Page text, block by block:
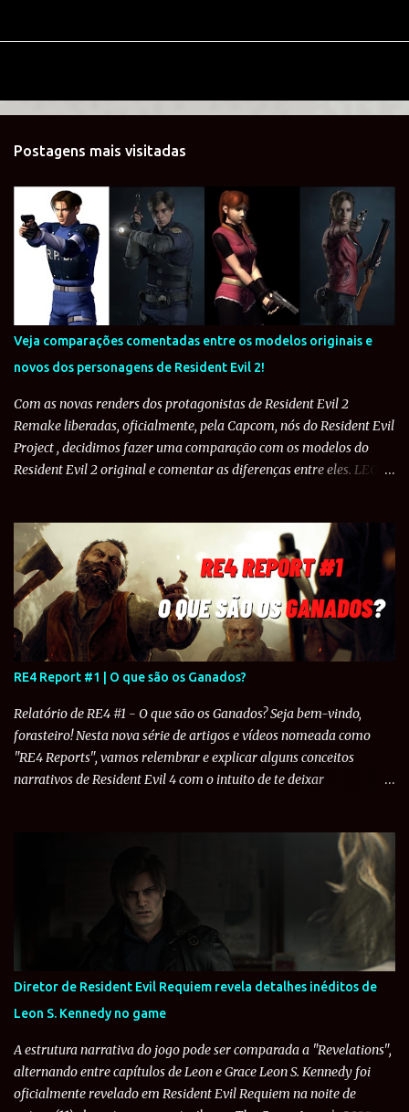
Postagens mais visitadas
Veja comparações comentadas entre os modelos originais e
novos dos personagens de Resident Evil 2!
Com as novas renders dos protagonistas de Resident Evil 2
Remake liberadas, oficialmente, pela Capcom, nós do Resident Evil
Project , decidimos fazer uma comparação com os modelos do
Resident Evil 2 original e comentar as diferenças entre eles. LEON
de forma que ficasse mais fiel aos modelos de Resident Evil 4 e
Resident Evil 6 . No original, o uniforme de Leon é formado por
uma camisa branca de manga comprida, calça azul, botas de
couro pretas com o uniforme do RPD por cima. O uniforme tem
um colete básico e um cinto sem quaisquer acessórios a não ser
um coldre de coxa e cotoveleiras. O peito e os ombros são
protegidos um colete mais forte. No peito, o colete tem a estampa
"RPD" e nos ombros tem a estampa do emblega da Polícia de
Raccoon. Já no Remake, Leon também usa uma camisa branca de
manga comprida e uma calça azul. Mas o ...
RE4 Report #1 | O que são os Ganados?
Relatório de RE4 #1 - O que são os Ganados? Seja bem-vindo,
forasteiro! Nesta nova série de artigos e vídeos nomeada como
"RE4 Reports", vamos relembrar e explicar alguns conceitos
narrativos de Resident Evil 4 com o intuito de te deixar
são os Ganados , inimigos comuns do game. Qualquer pessoa que
jogou Resident Evil 4 se lembra dessas criaturas que tentam
impedir Leon S. Kennedy no resgate de Ashley Graham , a filha do
presidente americano, raptada pelo culto Los Illuminados. Assim
que o jogador chega ao vilarejo El Pueblo, já sofre uma má-
recepção dos habitantes que o chamam de "¡Un forastero!" e o
cercam por todos os lados. Mas graças a uma ação de Ada Wong ,
todos ouvem o sino da igreja e vão rezar. Os Ganados são
basicamente humanos infectados pela variante subordinada do
parasita Las Plagas, um ser primitivo encontrado pela civili...
Diretor de Resident Evil Requiem revela detalhes inéditos de
Leon S. Kennedy no game
A estrutura narrativa do jogo pode ser comparada a "Revelations",
alternando entre capítulos de Leon e Grace Leon S. Kennedy foi
oficialmente revelado em Resident Evil Requiem na noite de